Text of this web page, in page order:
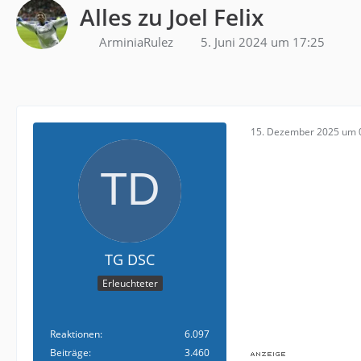
Alles zu Joel Felix
ArminiaRulez 5. Juni 2024 um 17:25
TG DSC
Erleuchteter
Reaktionen
6.097
Beiträge
3.460
15. Dezember 2025 um